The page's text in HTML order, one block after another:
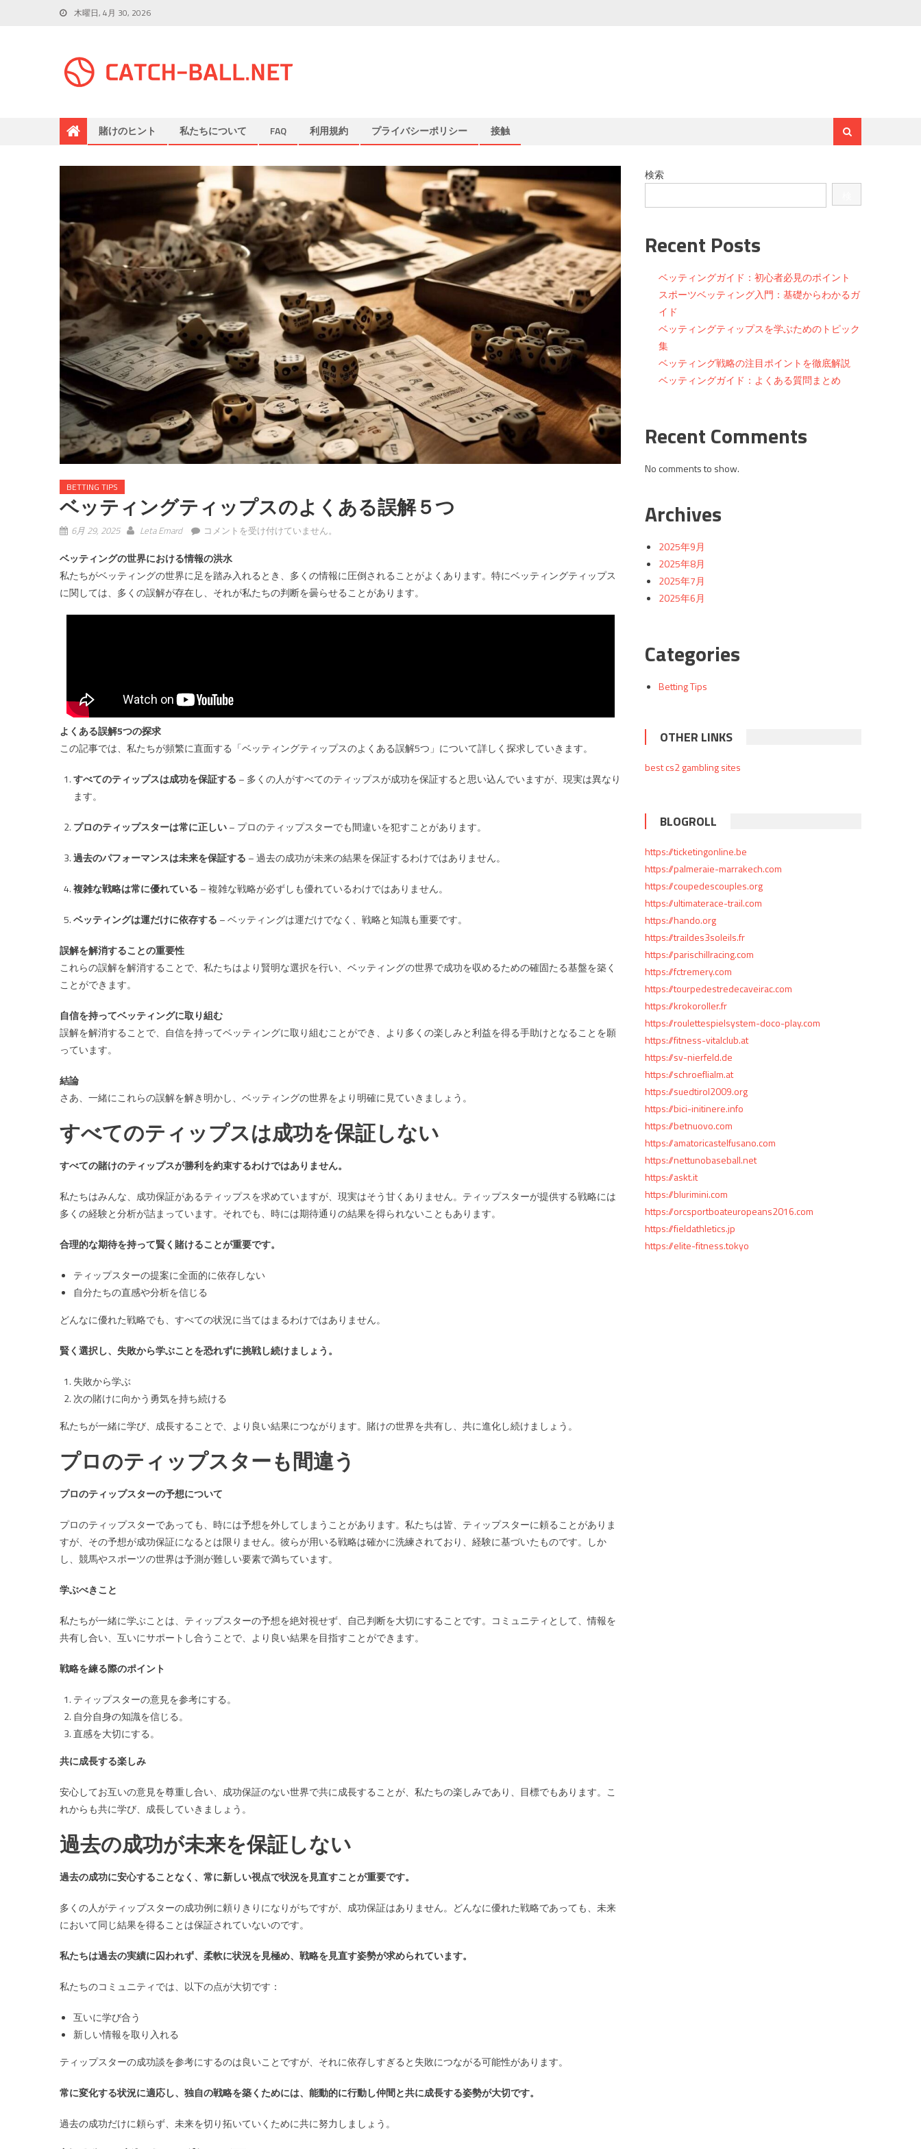
木曜日, 4月 30, 2026
賭けのヒント 私たちについて FAQ 利用規約 プライバシーポリシー 接触
BETTING TIPS
ベッティングティップスのよくある誤解５つ
6月 29, 2025 Leta Emard
ベ
テ
ィ
の
よ
あ
誤
つ
コメントを受け付けていません。
ベッティングの世界における情報の洪水
私たちがベッティングの世界に足を踏み入れるとき、多くの情報に圧倒されることがよくあります。特にベッティングティップス
に関しては、多くの誤解が存在し、それが私たちの判断を曇らせることがあります。
よくある誤解5つの探求
この記事では、私たちが頻繁に直面する「ベッティングティップスのよくある誤解5つ」について詳しく探求していきます。
すべてのティップスは成功を保証する – 多くの人がすべてのティップスが成功を保証すると思い込んでいますが、現実は異なり
ます。
プロのティップスターは常に正しい– プロのティップスターでも間違いを犯すことがあります。
過去のパフォーマンスは未来を保証する – 過去の成功が未来の結果を保証するわけではありません。
複雑な戦略は常に優れている – 複雑な戦略が必ずしも優れているわけではありません。
ベッティングは運だけに依存する – ベッティングは運だけでなく、戦略と知識も重要です。
誤解を解消することの重要性
これらの誤解を解消することで、私たちはより賢明な選択を行い、ベッティングの世界で成功を収めるための確固たる基盤を築く
ことができます。
自信を持ってベッティングに取り組む
誤解を解消することで、自信を持ってベッティングに取り組むことができ、より多くの楽しみと利益を得る手助けとなることを願
っています。
結論
さあ、一緒にこれらの誤解を解き明かし、ベッティングの世界をより明確に見ていきましょう。
すべてのティップスは成功を保証しない
すべての賭けのティップスが勝利を約束するわけではありません。
私たちはみんな、成功保証があるティップスを求めていますが、現実はそう甘くありません。ティップスターが提供する戦略には
多くの経験と分析が詰まっています。それでも、時には期待通りの結果を得られないこともあります。
合理的な期待を持って賢く賭けることが重要です。
ティップスターの提案に全面的に依存しない
自分たちの直感や分析を信じる
どんなに優れた戦略でも、すべての状況に当てはまるわけではありません。
賢く選択し、失敗から学ぶことを恐れずに挑戦し続けましょう。
失敗から学ぶ
次の賭けに向かう勇気を持ち続ける
私たちが一緒に学び、成長することで、より良い結果につながります。賭けの世界を共有し、共に進化し続けましょう。
プロのティップスターも間違う
プロのティップスターの予想について
プロのティップスターであっても、時には予想を外してしまうことがあります。私たちは皆、ティップスターに頼ることがありま
すが、その予想が成功保証になるとは限りません。彼らが用いる戦略は確かに洗練されており、経験に基づいたものです。しか
し、競馬やスポーツの世界は予測が難しい要素で満ちています。
学ぶべきこと
私たちが一緒に学ぶことは、ティップスターの予想を絶対視せず、自己判断を大切にすることです。コミュニティとして、情報を
共有し合い、互いにサポートし合うことで、より良い結果を目指すことができます。
戦略を練る際のポイント
ティップスターの意見を参考にする。
自分自身の知識を信じる。
直感を大切にする。
共に成長する楽しみ
安心してお互いの意見を尊重し合い、成功保証のない世界で共に成長することが、私たちの楽しみであり、目標でもあります。こ
れからも共に学び、成長していきましょう。
過去の成功が未来を保証しない
過去の成功に安心することなく、常に新しい視点で状況を見直すことが重要です。
多くの人がティップスターの成功例に頼りきりになりがちですが、成功保証はありません。どんなに優れた戦略であっても、未来
において同じ結果を得ることは保証されていないのです。
私たちは過去の実績に囚われず、柔軟に状況を見極め、戦略を見直す姿勢が求められています。
私たちのコミュニティでは、以下の点が大切です：
互いに学び合う
新しい情報を取り入れる
ティップスターの成功談を参考にするのは良いことですが、それに依存しすぎると失敗につながる可能性があります。
常に変化する状況に適応し、独自の戦略を築くためには、能動的に行動し仲間と共に成長する姿勢が大切です。
過去の成功だけに頼らず、未来を切り拓いていくために共に努力しましょう。
検索
Recent Posts
ベッティングガイド：初心者必見のポイント
スポーツベッティング入門：基礎からわかるガ
イド
ベッティングティップスを学ぶためのトピック
集
ベッティング戦略の注目ポイントを徹底解説
ベッティングガイド：よくある質問まとめ
Recent Comments
No comments to show.
Archives
2025年9月
2025年8月
2025年7月
2025年6月
Categories
Betting Tips
OTHER LINKS
best cs2 gambling sites
BLOGROLL
https://ticketingonline.be
https://palmeraie-marrakech.com
https://coupedescouples.org
https://ultimaterace-trail.com
https://hando.org
https://traildes3soleils.fr
https://parischillracing.com
https://fctremery.com
https://tourpedestredecaveirac.com
https://krokoroller.fr
https://roulettespielsystem-doco-play.com
https://fitness-vitalclub.at
https://sv-nierfeld.de
https://schroeflialm.at
https://suedtirol2009.org
https://bici-initinere.info
https://betnuovo.com
https://amatoricastelfusano.com
https://nettunobaseball.net
https://askt.it
https://blurimini.com
https://orcsportboateuropeans2016.com
https://fieldathletics.jp
https://elite-fitness.tokyo